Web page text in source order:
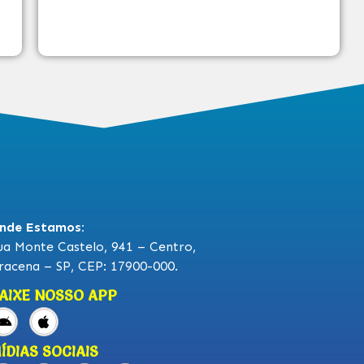
Estamos:
Monte Castelo, 941 – Centro,
– SP, CEP: 17900-000.
NOSSO APP
SOCIAIS